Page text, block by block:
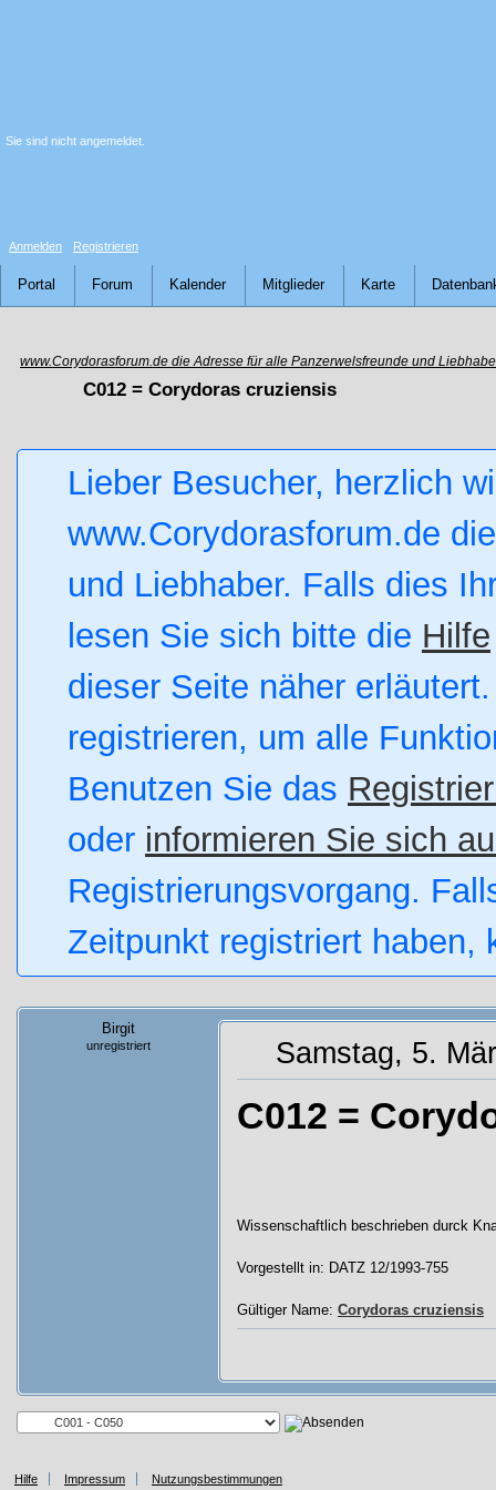
Sie sind nicht angemeldet.
Anmelden Registrieren
Portal Forum Kalender Mitglieder Karte
www.Corydorasforum.de die Adresse für alle Panzerwelsfreunde und
C012 = Corydoras cruziensis
Lieber Besucher, herzlich
www.Corydorasforum.de
und Liebhaber. Falls dies
lesen Sie sich bitte die Hilfe
dieser Seite näher
registrieren, um alle
Benutzen Sie das
oder informieren Sie sich
Registrierungsvorgang.
Zeitpunkt registriert
Birgit
unregistriert Samstag, 5.
C012 =
Wissenschaftlich beschrieben durck
Vorgestellt in: DATZ 12/1993-755
Gültiger Name: Corydoras cruziensis
Hilfe Impressum Nutzungsbestimmungen